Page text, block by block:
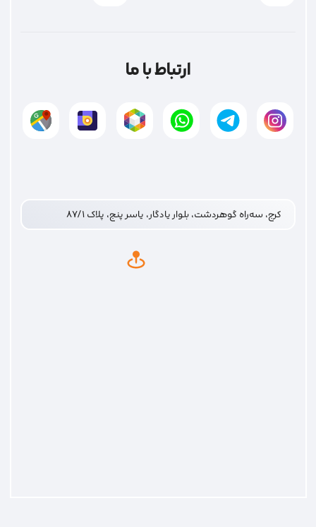
ارتباط با ما
کرج، سه‌راه گوهردشت، بلوار یادگار، یاسر پنج، پلاک ۸۷/۱